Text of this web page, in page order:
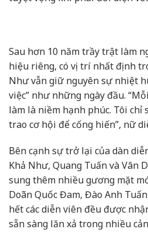
Sau hơn 10 năm trầy trật làm
hiệu riêng, có vị trí nhất định
Như vẫn giữ nguyên sự nhiệt
việc” như những ngày đầu.
làm là niềm hạnh phúc. Tôi chỉ
trao cơ hội để cống hiến”, nữ
Bên cạnh sự trở lại của dàn
Khả Như, Quang Tuấn và Vân
sung thêm nhiều gương mặt
Doãn Quốc Đam, Đào Anh
hết các diễn viên đều được
sẵn sàng lăn xả trong nhiều